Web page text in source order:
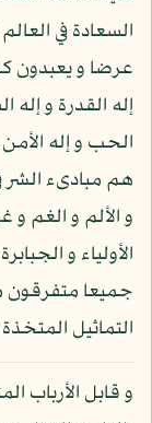
السعادة في
عرضا و يعبدون
إله القدرة و
الحب و إله
هم مبادىء الشر
و الألم و الغم و
الأولياء و
جميعا
التماثيل
و قابل الأرباب